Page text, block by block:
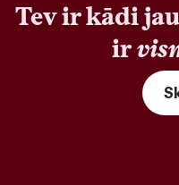
Tev ir kādi
ir